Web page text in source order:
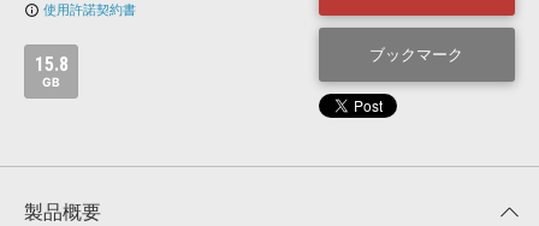
映像のBGM・セリフを音声分離
SLS 音素材の制作・
info_outline 使用許諾契約書
15.8
GB
ブックマーク
製品概要